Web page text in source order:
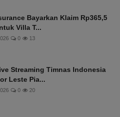
Bayarkan Klaim Rp365,5
Villa T...
0 13
Streaming Timnas Indonesia
Leste Pia...
0 20